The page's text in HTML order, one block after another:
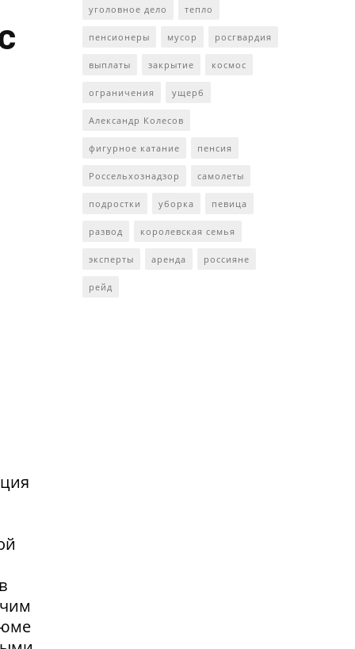
уголовное дело тепло
пенсионеры мусор росгвардия
выплаты закрытие космос
ограничения ущерб
Александр Колесов
фигурное катание пенсия
Россельхознадзор самолеты
подростки уборка певица
развод королевская семья
эксперты аренда россияне
рейд